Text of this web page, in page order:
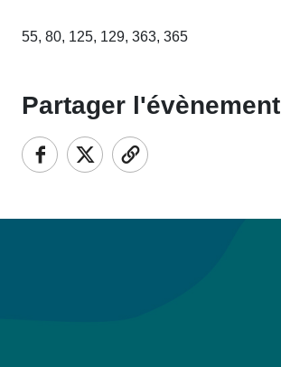
55, 80, 125, 129, 363, 365
Partager l'évènement